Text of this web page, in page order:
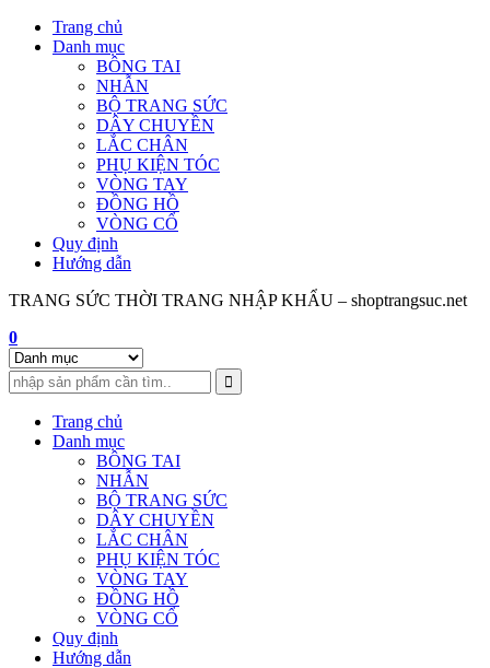
Skip
Trang chủ
Danh mục
BÔNG TAI
NHẪN
BỘ TRANG SỨC
DÂY CHUYỀN
LẮC CHÂN
PHỤ KIỆN TÓC
VÒNG TAY
ĐỒNG HỒ
VÒNG CỔ
Quy định
Hướng dẫn
TRANG SỨC THỜI TRANG NHẬP KHẨU – shoptrangsuc.net
0
Trang chủ
Danh mục
BÔNG TAI
NHẪN
BỘ TRANG SỨC
DÂY CHUYỀN
LẮC CHÂN
PHỤ KIỆN TÓC
VÒNG TAY
ĐỒNG HỒ
VÒNG CỔ
Quy định
Hướng dẫn